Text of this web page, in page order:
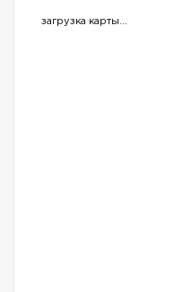
загрузка карты...